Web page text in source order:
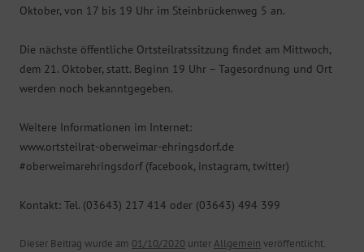
Oktober, von 17 bis 19 Uhr im Steinbrückenweg 5 an.
Die nächste öffentliche Ortsteilratssitzung findet am Mittwoch,
dem 21. Oktober, statt. Beginn 19 Uhr – Tagesordnung und Ort
werden noch bekanntgegeben.
Weitere Informationen im Internet:
www.ortsteilrat-oberweimar-ehringsdorf.de
#oberweimarehringsdorf (facebook, instagram, twitter)
Kontakt: Tel. (03643) 217 414 oder (03643) 494 399
Dieser Beitrag wurde am 01/10/2020 unterAllgemein veröffentlicht.